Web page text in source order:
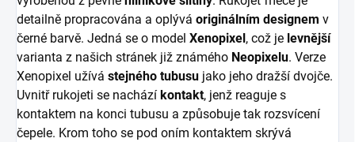
detailně propracována a oplývá originálním designem v
černé barvě. Jedná se o model Xenopixel , což je levnější
varianta z našich stránek již známého Neopixelu. Verze
Xenopixel užívá stejného tubusu jako jeho dražší dvojče.
Uvnitř rukojeti se nachází kontakt, jenž reaguje s
kontaktem na konci tubusu a způsobuje tak rozsvícení
čepele. Krom toho se pod oním kontaktem skrývá